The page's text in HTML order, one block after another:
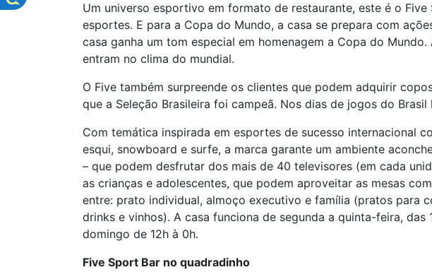
Um universo esportivo em formato de restaurante, este é o
esportes. E para a Copa do Mundo, a casa se prepara com
casa ganha um tom especial em homenagem a Copa do
entram no clima do mundial.
O Five também surpreende os clientes que podem adquirir
que a Seleção Brasileira foi campeã. Nos dias de jogos do
Com temática inspirada em esportes de sucesso internacional
esqui, snowboard e surfe, a marca garante um ambiente
– que podem desfrutar dos mais de 40 televisores (em cada
as crianças e adolescentes, que podem aproveitar as mesas
entre: prato individual, almoço executivo e família (pratos para
drinks e vinhos). A casa funciona de segunda a quinta-feira,
domingo de 12h à 0h.
Five Sport Bar no quadradinho